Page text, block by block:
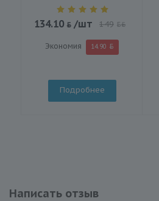
134.10 /шт 149 BYN
Экономия 14.90
Подробнее
Написать отзыв